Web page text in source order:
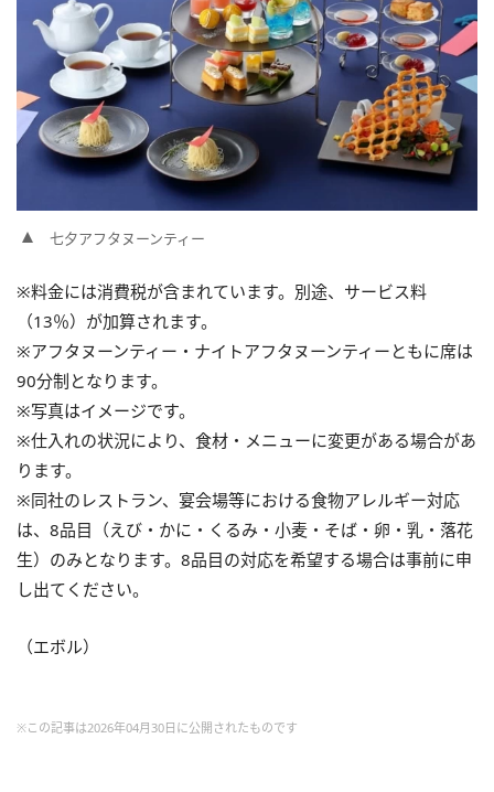
七夕アフタヌーンティー
※料金には消費税が含まれています。別途、サービス料
（13％）が加算されます。
※アフタヌーンティー・ナイトアフタヌーンティーともに席は
90分制となります。
※写真はイメージです。
※仕入れの状況により、食材・メニューに変更がある場合があ
ります。
※同社のレストラン、宴会場等における食物アレルギー対応
は、8品目（えび・かに・くるみ・小麦・そば・卵・乳・落花
生）のみとなります。8品目の対応を希望する場合は事前に申
し出てください。
（エボル）
※この記事は2026年04月30日に公開されたものです